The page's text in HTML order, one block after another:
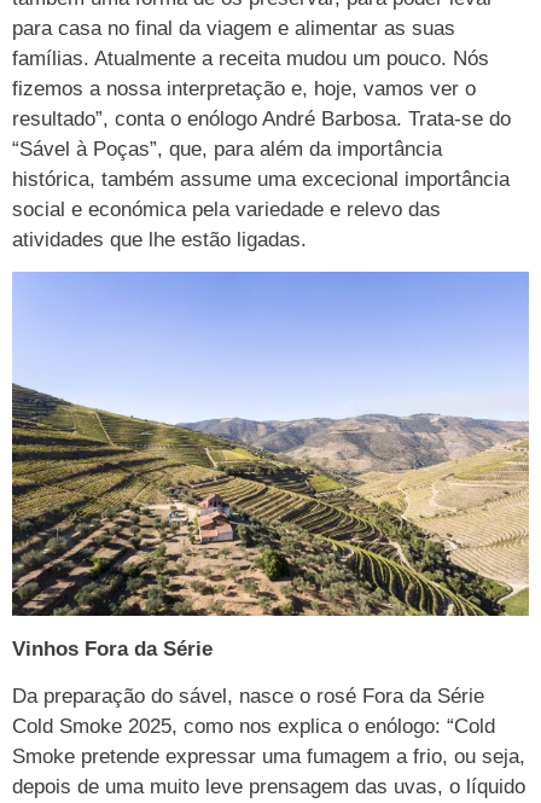
para casa no final da viagem e alimentar as suas
famílias. Atualmente a receita mudou um pouco. Nós
fizemos a nossa interpretação e, hoje, vamos ver o
resultado”, conta o enólogo André Barbosa. Trata-se do
“Sável à Poças”, que, para além da importância
histórica, também assume uma excecional importância
social e económica pela variedade e relevo das
atividades que lhe estão ligadas.
Vinhos Fora da Série
Da preparação do sável, nasce o rosé Fora da Série
Cold Smoke 2025, como nos explica o enólogo: “Cold
Smoke pretende expressar uma fumagem a frio, ou seja,
depois de uma muito leve prensagem das uvas, o líquido